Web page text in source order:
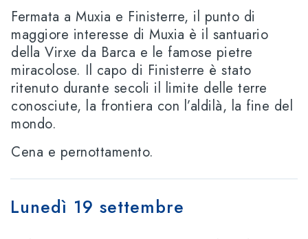
Fermata a Muxia e Finisterre, il punto di
maggiore interesse di Muxia è il santuario
della Virxe da Barca e le famose pietre
miracolose. Il capo di Finisterre è stato
ritenuto durante secoli il limite delle terre
conosciute, la frontiera con l’aldilà, la fine del
mondo.
Cena e pernottamento.
Lunedì 19 settembre